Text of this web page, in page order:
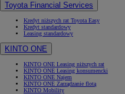
Toyota Financial Services
Kredyt niższych rat Toyota Easy
Kredyt standardowy
Leasing standardowy
KINTO ONE
KINTO ONE Leasing niższych rat
KINTO ONE Leasing konsumencki
KINTO ONE Najem
KINTO ONE Zarządzanie flotą
KINTO Mobility